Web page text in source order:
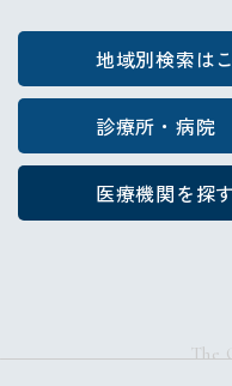
地域別検索は
診療所・病院
医療機関を探
The